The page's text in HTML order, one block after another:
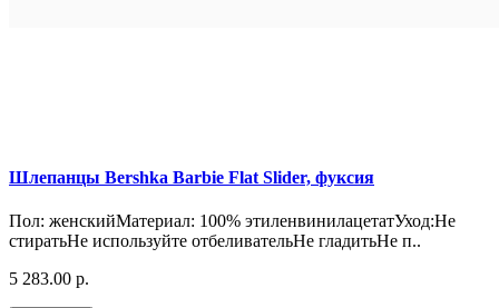
Шлепанцы Bershka Barbie Flat Slider, фуксия
Пол: женскийМатериал: 100% этиленвинилацетатУход:Не
стиратьНе используйте отбеливательНе гладитьНе п..
5 283.00 р.